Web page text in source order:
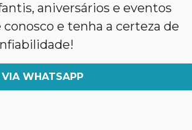
aniversários e eventos
e tenha a certeza de
WHATSAPP